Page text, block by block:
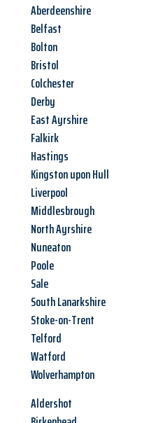
Aberdeenshire
Belfast
Bolton
Bristol
Colchester
Derby
East Ayrshire
Falkirk
Hastings
Kingston upon Hull
Liverpool
Middlesbrough
North Ayrshire
Nuneaton
Poole
Sale
South Lanarkshire
Stoke-on-Trent
Telford
Watford
Wolverhampton
Aldershot